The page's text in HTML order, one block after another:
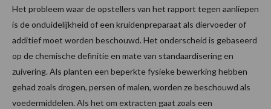
Het probleem waar de opstellers van het rapport tegen aanliepen
is de onduidelijkheid of een kruidenpreparaat als diervoeder of
additief moet worden beschouwd. Het onderscheid is gebaseerd
op de chemische definitie en mate van standaardisering en
zuivering. Als planten een beperkte fysieke bewerking hebben
gehad zoals drogen, persen of malen, worden ze beschouwd als
voedermiddelen. Als het om extracten gaat zoals een